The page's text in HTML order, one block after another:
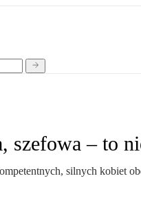
szefowa – to
silnych kobiet